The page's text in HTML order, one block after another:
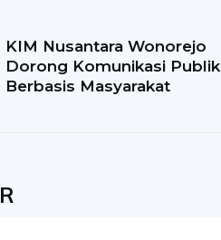
KIM Nusantara Wonorejo
Dorong Komunikasi Publik
Berbasis Masyarakat